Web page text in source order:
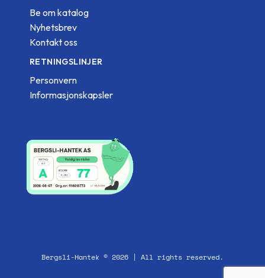
Be om katalog
Nyhetsbrev
Kontakt oss
RETNINGSLINJER
Personvern
Informasjonskapsler
Bergsli-Hantek © 2026 | All rights reserved.